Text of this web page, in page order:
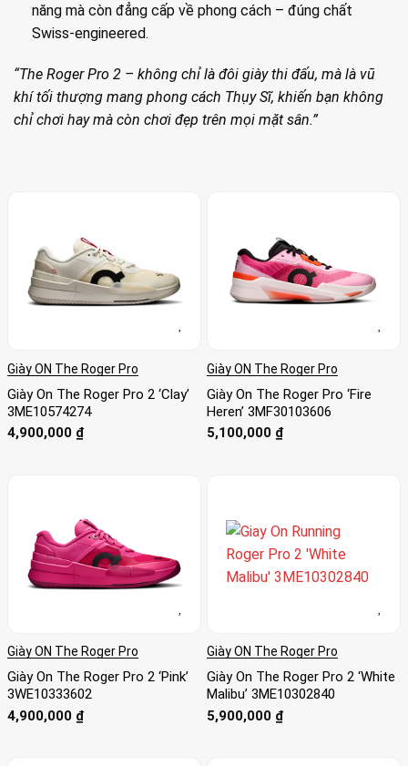
năng mà còn đẳng cấp về phong cách – đúng chất
Swiss-engineered.
“The Roger Pro 2 – không chỉ là đôi giày thi đấu, mà là vũ
khí tối thượng mang phong cách Thụy Sĩ, khiến bạn không
chỉ chơi hay mà còn chơi đẹp trên mọi mặt sân.”
Giày ON The Roger Pro
Giày On The Roger Pro 2 ‘Clay’
3ME10574274
4,900,000 ₫
Giày ON The Roger Pro
Giày On The Roger Pro ‘Fire
Heren’ 3MF30103606
5,100,000 ₫
Giày ON The Roger Pro
Giày On The Roger Pro 2 ‘Pink’
3WE10333602
4,900,000 ₫
Giày ON The Roger Pro
Giày On The Roger Pro 2 ‘White
Malibu’ 3ME10302840
5,900,000 ₫